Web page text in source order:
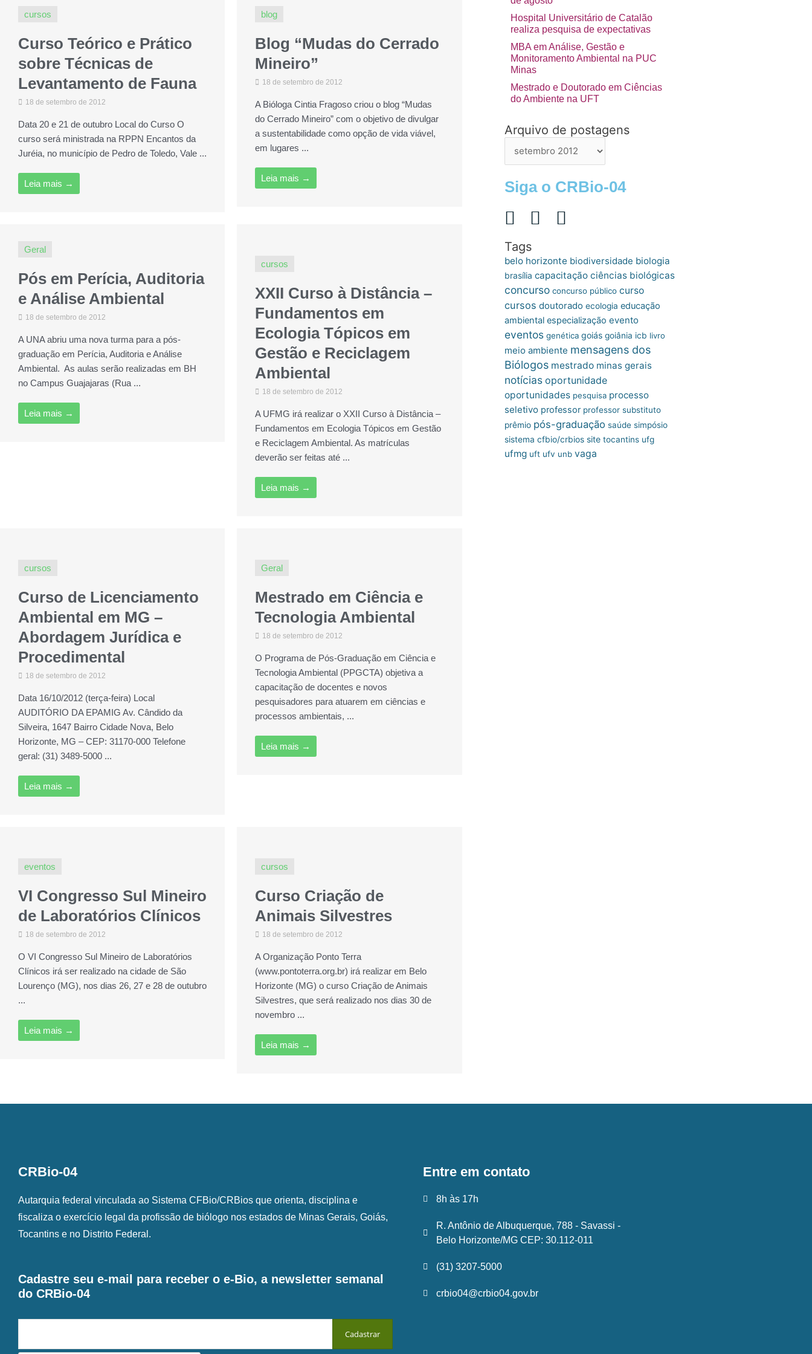
cursos
Curso Teórico e Prático
sobre Técnicas de
Levantamento de Fauna
18 de setembro de 2012
Data 20 e 21 de outubro Local do Curso O
curso será ministrada na RPPN Encantos da
Juréia, no município de Pedro de Toledo, Vale ...
Leia mais →
blog
Blog “Mudas do Cerrado
Mineiro”
18 de setembro de 2012
A Bióloga Cintia Fragoso criou o blog “Mudas
do Cerrado Mineiro” com o objetivo de divulgar
a sustentabilidade como opção de vida viável,
em lugares ...
Leia mais →
Geral
Pós em Perícia, Auditoria
e Análise Ambiental
18 de setembro de 2012
A UNA abriu uma nova turma para a pós-
graduação em Perícia, Auditoria e Análise
Ambiental. As aulas serão realizadas em BH
no Campus Guajajaras (Rua ...
Leia mais →
cursos
XXII Curso à Distância –
Fundamentos em
Ecologia Tópicos em
Gestão e Reciclagem
Ambiental
18 de setembro de 2012
A UFMG irá realizar o XXII Curso à Distância –
Fundamentos em Ecologia Tópicos em Gestão
e Reciclagem Ambiental. As matrículas
deverão ser feitas até ...
Leia mais →
cursos
Curso de Licenciamento
Ambiental em MG –
Abordagem Jurídica e
Procedimental
18 de setembro de 2012
Data 16/10/2012 (terça-feira) Local
AUDITÓRIO DA EPAMIG Av. Cândido da
Silveira, 1647 Bairro Cidade Nova, Belo
Horizonte, MG – CEP: 31170-000 Telefone
geral: (31) 3489-5000 ...
Leia mais →
Geral
Mestrado em Ciência e
Tecnologia Ambiental
18 de setembro de 2012
O Programa de Pós-Graduação em Ciência e
Tecnologia Ambiental (PPGCTA) objetiva a
capacitação de docentes e novos
pesquisadores para atuarem em ciências e
processos ambientais, ...
Leia mais →
eventos
VI Congresso Sul Mineiro
de Laboratórios Clínicos
18 de setembro de 2012
O VI Congresso Sul Mineiro de Laboratórios
Clínicos irá ser realizado na cidade de São
Lourenço (MG), nos dias 26, 27 e 28 de outubro
...
Leia mais →
cursos
Curso Criação de
Animais Silvestres
18 de setembro de 2012
A Organização Ponto Terra
(www.pontoterra.org.br) irá realizar em Belo
Horizonte (MG) o curso Criação de Animais
Silvestres, que será realizado nos dias 30 de
novembro ...
Leia mais →
Hospital Universitário de Catalão
realiza pesquisa de expectativas
MBA em Análise, Gestão e
Monitoramento Ambiental na PUC
Minas
Mestrado e Doutorado em Ciências
do Ambiente na UFT
Arquivo de postagens
Arquivo
postagens
Siga o CRBio-04
Tags
belo horizonte biodiversidade biologia
brasília capacitação ciências biológicas
concurso concurso público curso
cursos doutorado ecologia educação
ambiental especialização evento
eventos genética goiás goiânia icb livro
meio ambiente mensagens dos
Biólogos mestrado minas gerais
notícias oportunidade
oportunidades pesquisa processo
seletivo professor professor substituto
prêmio pós-graduação saúde simpósio
sistema cfbio/crbios site tocantins ufg
ufmg uft ufv unb vaga
CRBio-04
Autarquia federal vinculada ao Sistema CFBio/CRBios que orienta, disciplina e
fiscaliza o exercício legal da profissão de biólogo nos estados de Minas Gerais, Goiás,
Tocantins e no Distrito Federal.
Cadastre seu e-mail para receber o e-Bio, a newsletter semanal
do CRBio-04
Entre em contato
8h às 17h
R. Antônio de Albuquerque, 788 - Savassi -
Belo Horizonte/MG CEP: 30.112-011
(31) 3207-5000
crbio04@crbio04.gov.br